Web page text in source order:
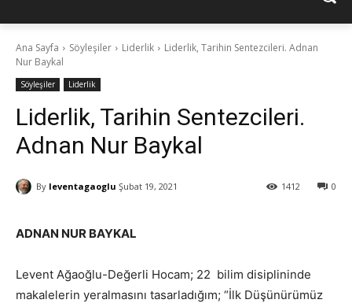
Ana Sayfa Söyleşiler Liderlik
Liderlik, Tarihin Sentezcileri. Adnan
Nur Baykal
Söyleşiler Liderlik
Liderlik, Tarihin Sentezcileri.
Adnan Nur Baykal
By leventagaoglu Şubat 19, 2021 0
1412
ADNAN NUR BAYKAL
Levent Ağaoğlu-Değerli Hocam; 22 bilim disiplininde
makalelerin yeralmasını tasarladığım; “İlk Düşünürümüz